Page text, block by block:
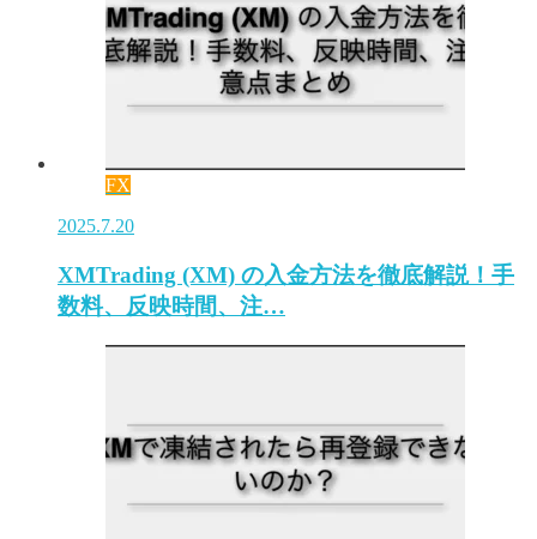
FX
2025.7.20
XMTrading (XM) の入金方法を徹底解説！手
数料、反映時間、注…